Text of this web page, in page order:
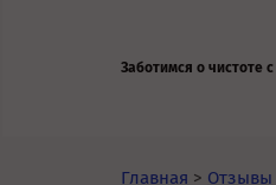
Заботимся о чистоте с
Главная > Отзывы